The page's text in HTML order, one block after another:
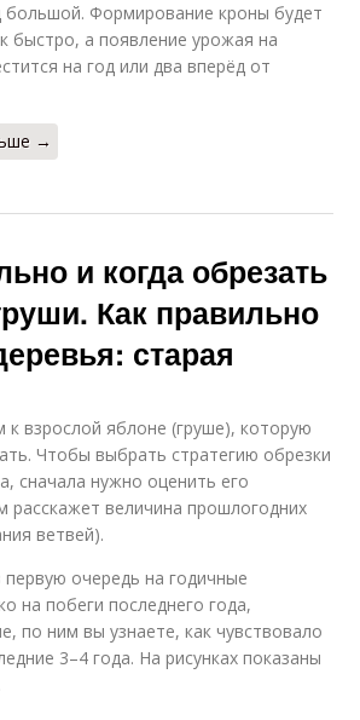
большой. Формирование кроны будет
быстро, а появление урожая на
на год или два вперёд от
→
и когда обрезать
Как правильно
старая
взрослой яблоне (груше), которую
Чтобы выбрать стратегию обрезки
сначала нужно оценить его
расскажет величина прошлогодних
ветвей).
первую очередь на годичные
на побеги последнего года,
по ним вы узнаете, как чувствовало
3–4 года. На рисунках показаны